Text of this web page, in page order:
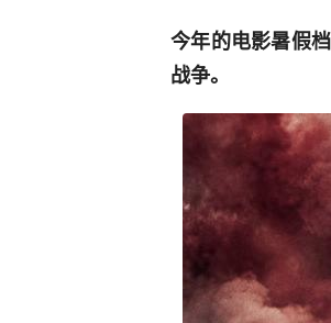
今年的电影暑假
战争。